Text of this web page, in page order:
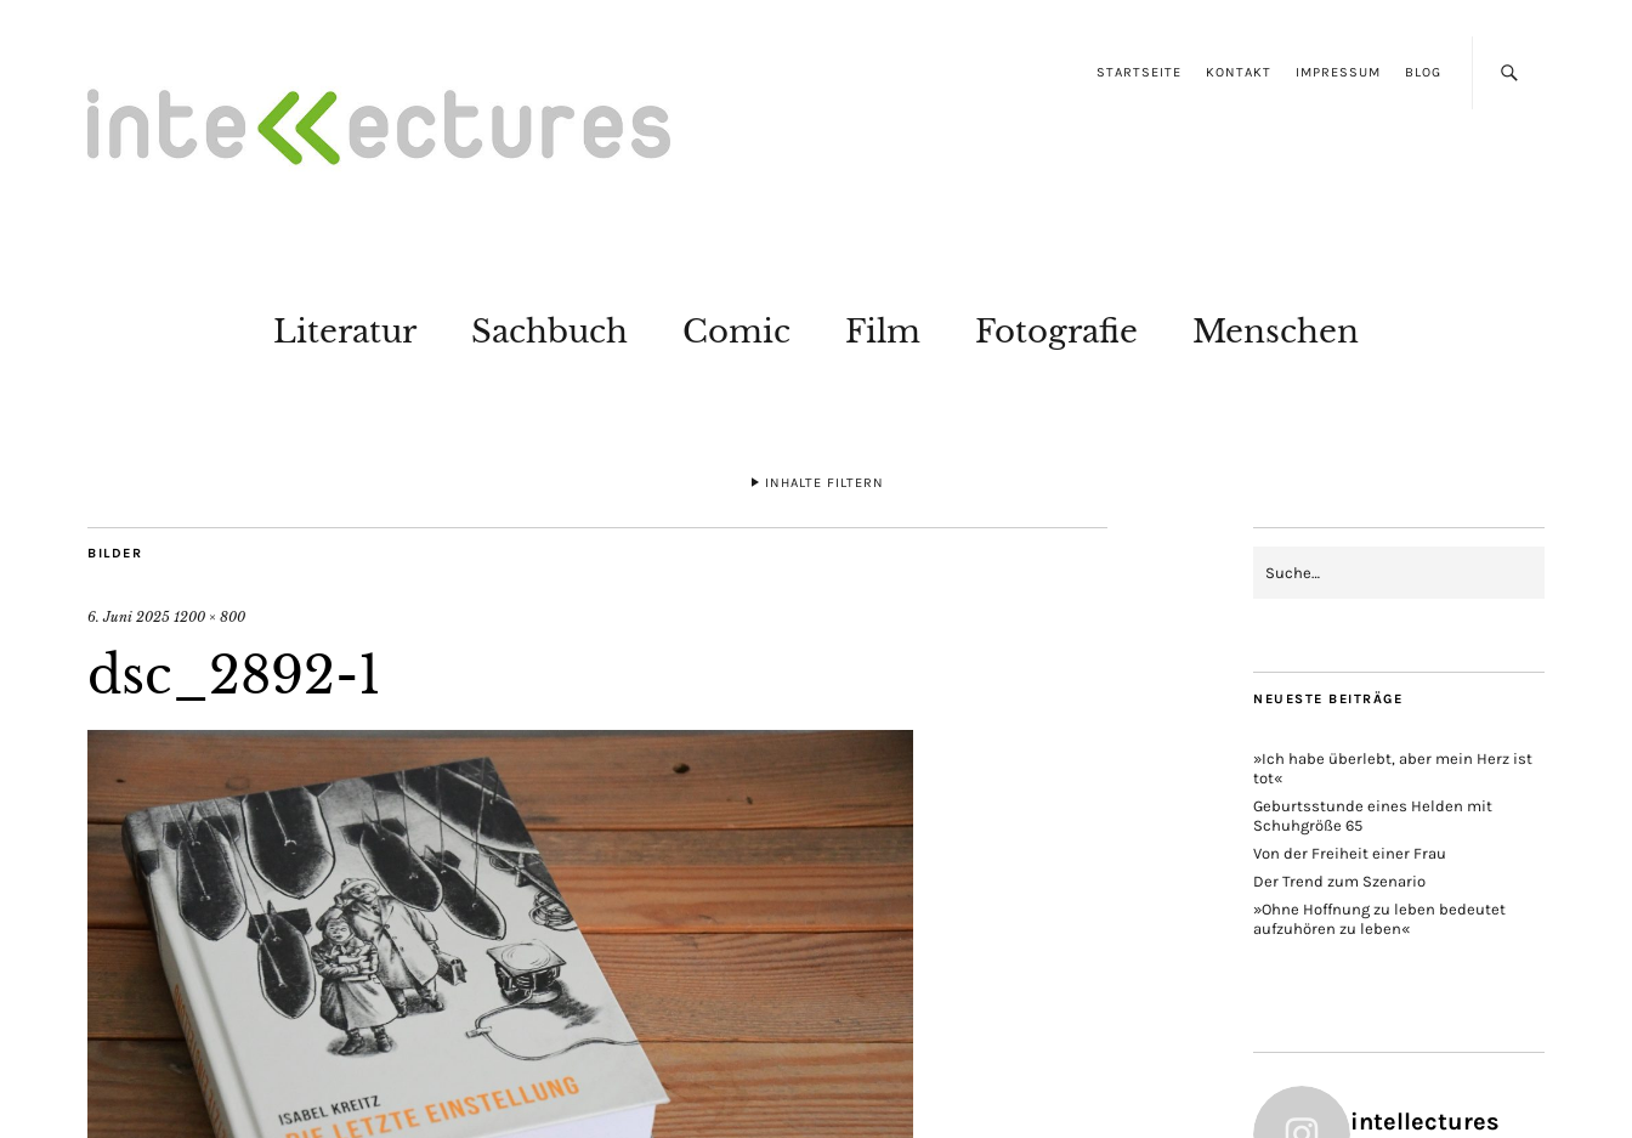
STARTSEITE KONTAKT IMPRESSUM BLOG
Literatur Sachbuch Comic Film Fotografie Menschen
INHALTE FILTERN
BILDER
6. Juni 2025 1200 × 800
dsc_2892-1 NEUESTE BEITRÄGE
»Ich habe überlebt, aber mein Herz ist
tot«
Geburtsstunde eines Helden mit
Schuhgröße 65
Von der Freiheit einer Frau
Der Trend zum Szenario
»Ohne Hoffnung zu leben bedeutet
aufzuhören zu leben«
intellectures